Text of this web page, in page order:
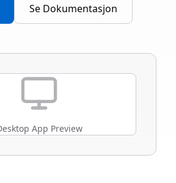
Se Dokumentasjon
App Preview